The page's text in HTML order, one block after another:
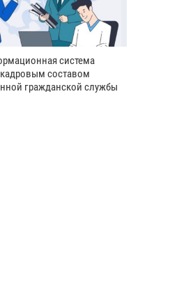
система
составом
гражданской службы